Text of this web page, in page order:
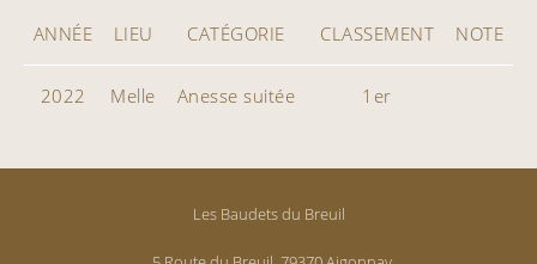
ANNÉE LIEU CATÉGORIE CLASSEMENT NOTE
2022 Melle Anesse suitée 1er
Les Baudets du Breuil